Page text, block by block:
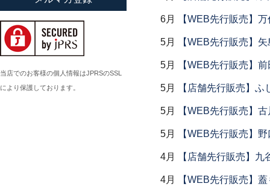
6月 【WEB先行販売】
5月 【WEB先行販売】
5月 【WEB先行販売】
5月 【店舗先行販売】ふ
5月 【WEB先行販売】
5月 【WEB先行販売】
4月 【店舗先行販売】九
4月 【WEB先行販売】
小倉広太郎
岡田直人
岡野達也
岡本修
小川佳子
当店でのお客様の個人情報はJPRSのSSL
により保護しております。